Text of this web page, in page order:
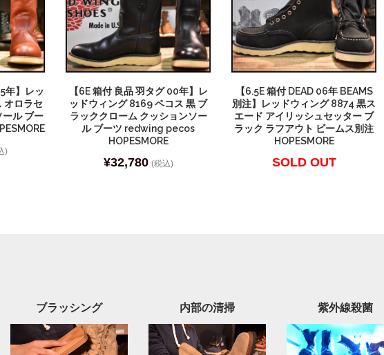
年】レッ
オロラセ
ール ブー
)
【6E 箱付 良品 羽タグ 00年】レ
ッドウィング 8169 ペコス 黒 ブ
ラッククローム クッションソー
ル ブーツ redwing pecos
HOPESMORE
¥32,780 (税込)
【6.5E 箱付 DEAD 06年 BEAMS
別注】レッドウィング 8874 黒ス
エード アイリッシュセッター ブ
ラック ラフアウト ビームス別注
HOPESMORE
SOLD OUT
ブラッシング 内部の清掃 紫外線殺菌